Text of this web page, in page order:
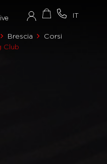
Brescia
Corsi
Club